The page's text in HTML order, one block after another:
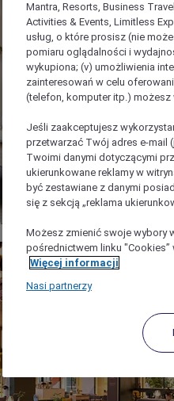
Mantra, Resorts, Business
Activities & Events, Limitless
usług, o które prosisz (nie
pomiaru oglądalności i
wykupiona; (v) umożliwienia
zainteresowań w celu
(telefon, komputer itp.) możesz
Jeśli zaakceptujesz
przetwarzać Twój adres e-mail
Twoimi danymi dotyczącymi
ukierunkowane reklamy w
być zestawiane z danymi
się z sekcją „reklama
Możesz zmienić swoje wybory
pośrednictwem linku "Cookies”
Więcej informacji
Nasi partnerzy